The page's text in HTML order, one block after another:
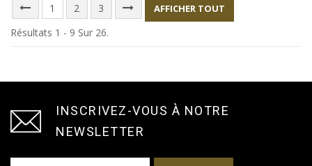
AFFICHER TOUT
1 2
3
Résultats 1 - 9 Sur 26.
INSCRIVEZ-VOUS À NOTRE
NEWSLETTER